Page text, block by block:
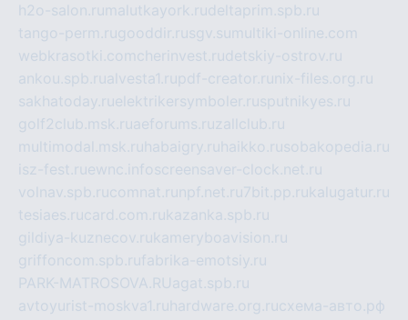
h2o-salon.ru malutkayork.rudeltaprim.spb.ru
tango-perm.rugooddir.rusgv.su multiki-online.com
webkrasotki.comcherinvest.rudetskiy-ostrov.ru
ankou.spb.rualvesta1.rupdf-creator.ru nix-files.org.ru
sakhatoday.ruelektrikersymboler.rusputnikyes.ru
golf2club.msk.ruaeforums.ruzallclub.ru
multimodal.msk.ru habaigry.ru haikko.rusobakopedia.ru
isz-fest.ruewnc.infoscreensaver-clock.net.ru
volnav.spb.rucomnat.ru npf.net.ru7bit.pp.rukalugatur.ru
tesiaes.rucard.com.rukazanka.spb.ru
gildiya-kuznecov.rukameryboavision.ru
griffoncom.spb.rufabrika-emotsiy.ru
PARK-MATROSOVA.RUagat.spb.ru
avtoyurist-moskva1.ru hardware.org.ruсхема-авто.рф